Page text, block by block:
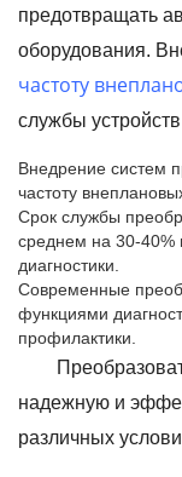
предотвращать
оборудования.
частоту
службы
Внедрение систем
частоту
Срок службы
среднем на 30-40%
диагностики.
Современные
функциями
профилактики.
надежную и
различных